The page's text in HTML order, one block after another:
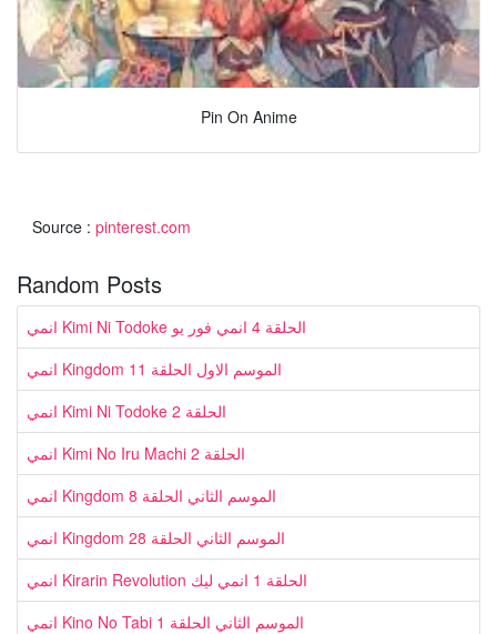
Pin On Anime
Source : pinterest.com
Random Posts
انمي Kimi Ni Todoke الحلقة 4 انمي فور يو
انمي Kingdom الموسم الاول الحلقة 11
انمي Kimi Ni Todoke الحلقة 2
انمي Kimi No Iru Machi الحلقة 2
انمي Kingdom الموسم الثاني الحلقة 8
انمي Kingdom الموسم الثاني الحلقة 28
انمي Kirarin Revolution الحلقة 1 انمي ليك
انمي Kino No Tabi الموسم الثاني الحلقة 1